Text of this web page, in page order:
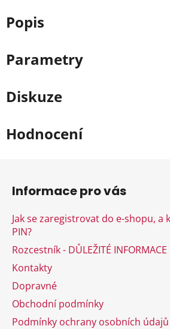
Popis
Parametry
Diskuze
Hodnocení
Informace pro vás
Jak se zaregistrovat do e-shopu, a
PIN?
Rozcestník - DŮLEŽITÉ INFORMACE
Kontakty
Dopravné
Obchodní podmínky
Podmínky ochrany osobních údajů